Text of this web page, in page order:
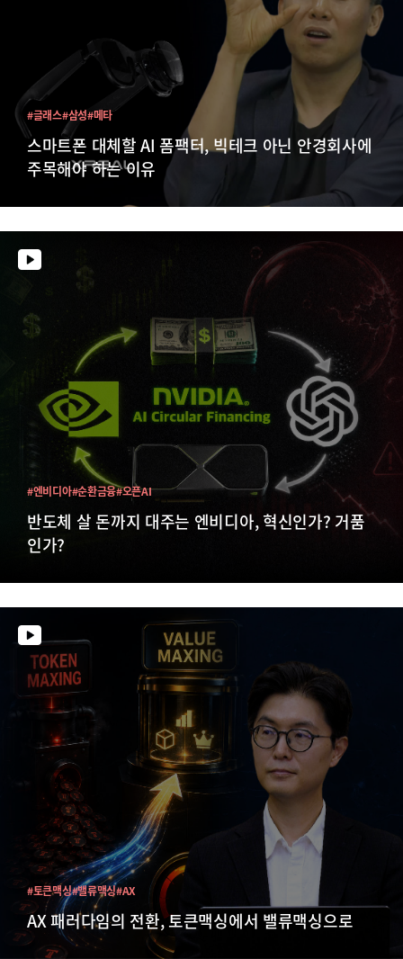
스마트폰 대체할 AI 폼팩터, 빅테크 아닌 안경회사에
주목해야 하는 이유
#글래스#삼성#메타
반도체 살 돈까지 대주는 엔비디아, 혁신인가? 거품
인가?
#엔비디아#순환금융#오픈AI
AX 패러다임의 전환, 토큰맥싱에서 밸류맥싱으로
#토큰맥싱#밸류맥싱#AX